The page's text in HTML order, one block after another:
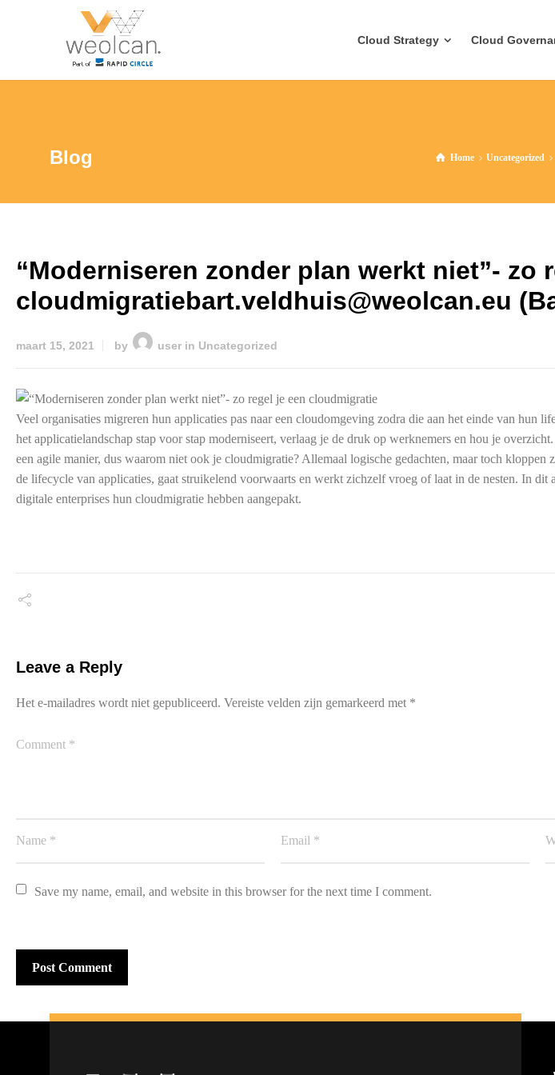
Cloud Strategy Cloud
Blog Home Uncategorized
“Moderniseren zonder plan werkt niet”- zo
cloudmigratiebart.veldhuis@weolcan.eu
maart 15, 2021 by user in Uncategorized
Veel organisaties migreren hun applicaties pas naar een cloudomgeving zodra die aan het einde van hun
het applicatielandschap stap voor stap moderniseert, verlaag je de druk op werknemers en hou je
een agile manier, dus waarom niet ook je cloudmigratie? Allemaal logische gedachten, maar toch kloppen
de lifecycle van applicaties, gaat struikelend voorwaarts en werkt zichzelf vroeg of laat in de nesten. In dit
digitale enterprises hun cloudmigratie hebben aangepakt.
Leave a Reply
Het e-mailadres wordt niet gepubliceerd. Vereiste velden zijn gemarkeerd met *
Save my name, email, and website in this browser for the next time I comment.